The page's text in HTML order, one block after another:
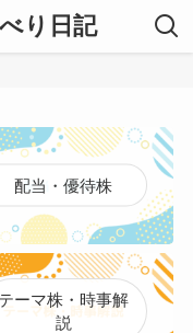
り日記
配当・優待株
テーマ株・時事解
説